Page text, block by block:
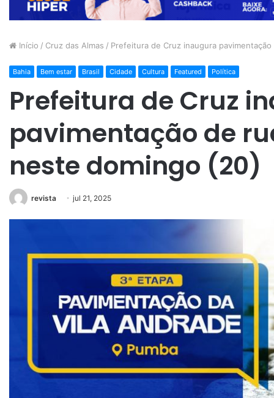
Início / Cruz das Almas / Prefeitura de Cruz inaugura
Bahia Bem estar Brasil Cidade Cultura Featured Política
Prefeitura de Cruz
pavimentação de
neste domingo (20)
revista jul 21, 2025